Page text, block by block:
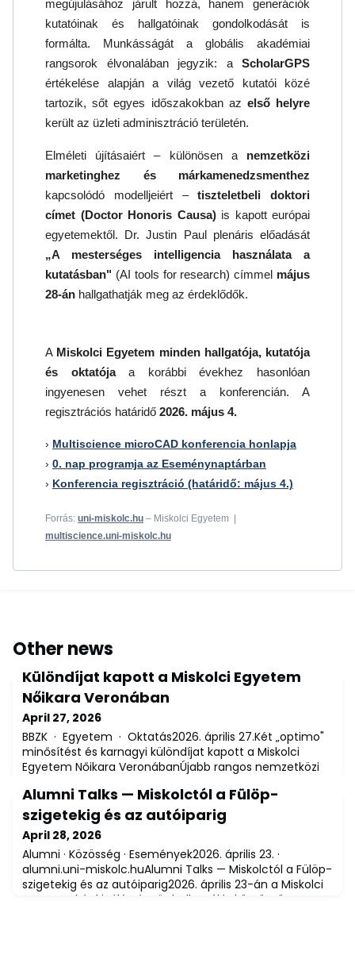
megújulásához járult hozzá, hanem generációk
kutatóinak és hallgatóinak gondolkodását is
formálta. Munkásságát a globális akadémiai
rangsorok élvonalában jegyzik: a ScholarGPS
értékelése alapján a világ vezető kutatói közé
tartozik, sőt egyes időszakokban az első helyre
került az üzleti adminisztráció területén.
Elméleti újításaiért – különösen a nemzetközi
marketinghez és márkamenedzsmenthez
kapcsolódó modelljeiért –tiszteletbeli doktori
címet (Doctor Honoris Causa)is kapott európai
egyetemektől. Dr. Justin Paul plenáris előadását
„A mesterséges intelligencia használata a
kutatásban" (AI tools for research) címmel május
28-án hallgathatják meg az érdeklődők.
A Miskolci Egyetem minden hallgatója, kutatója
és oktatójaa korábbi évekhez hasonlóan
ingyenesen vehet részt a konferencián. A
regisztrációs határidő 2026. május 4.
› Multiscience microCAD konferencia honlapja
› 0. nap programja az Eseménynaptárban
› Konferencia regisztráció (határidő: május 4.)
Forrás: uni-miskolc.hu – Miskolci Egyetem |
multiscience.uni-miskolc.hu
Other news
Különdíjat kapott a Miskolci Egyetem
Nőikara Veronában
April 27, 2026
BBZK · Egyetem · Oktatás2026. április 27.Két „optimo"
minősítést és karnagyi különdíjat kapott a Miskolci
Egyetem Nőikara VeronábanÚjabb rangos nemzetközi
veronai nemzetközi kórusversenyen két kategóriában is
a legmagasabb, „optimo" fokozatot szerezte meg,
emellett pedig karnagyi különdíjjal is elismerték
munkáját.A kórus folklór kategóri
Alumni Talks — Miskolctól a Fülöp-
szigetekig és az autóiparig
April 28, 2026
Alumni · Közösség · Események2026. április 23. ·
alumni.uni-miskolc.huAlumni Talks — Miskolctól a Fülöp-
szigetekig és az autóiparig2026. április 23-án a Miskolci
Egyetem két kiváló végzős hallgatóját köszöntötte az